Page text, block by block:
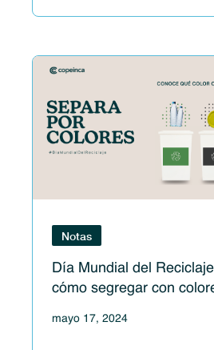
Notas
Día Mundial del
cómo segregar con
mayo 17, 2024